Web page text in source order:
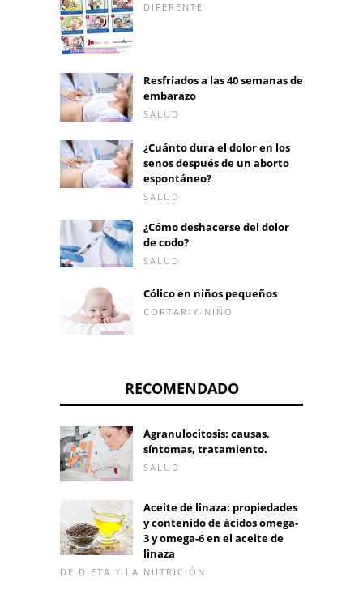
DIFERENTE
Resfriados a las 40 semanas de
embarazo
SALUD
¿Cuánto dura el dolor en los
senos después de un aborto
espontáneo?
SALUD
¿Cómo deshacerse del dolor
de codo?
SALUD
Cólico en niños pequeños
CORTAR-Y-NIÑO
RECOMENDADO
Agranulocitosis: causas,
síntomas, tratamiento.
SALUD
Aceite de linaza: propiedades
y contenido de ácidos omega-
3 y omega-6 en el aceite de
linaza
DE DIETA Y LA NUTRICIÓN